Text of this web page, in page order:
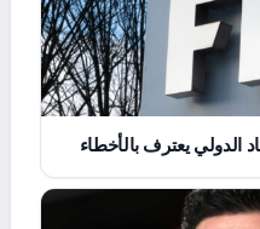
الدولي يعترف بالأخطاء